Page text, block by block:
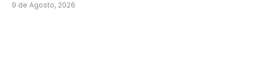
9 de Agosto, 2026